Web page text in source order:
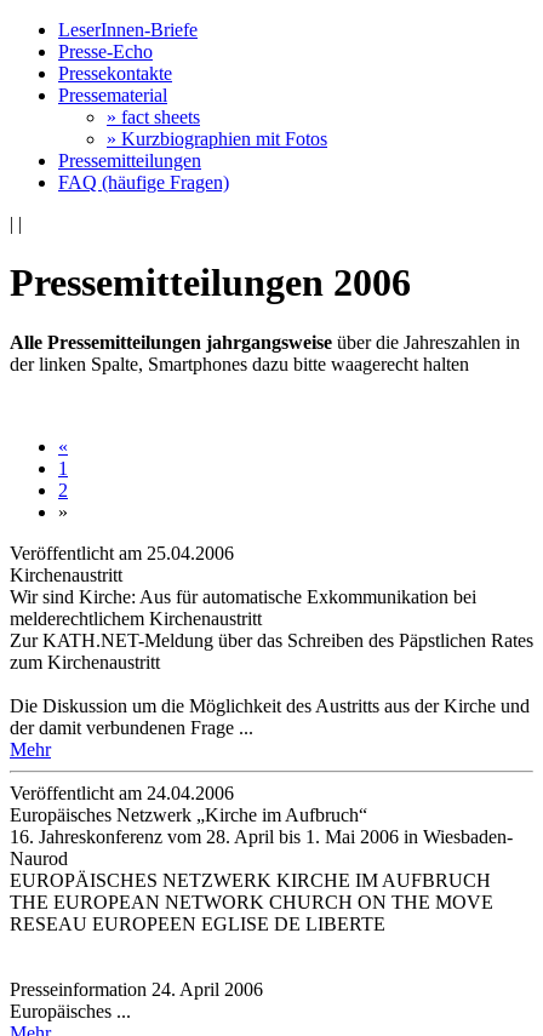
LeserInnen-Briefe
Presse-Echo
Pressekontakte
Pressematerial
» fact sheets
» Kurzbiographien mit Fotos
Pressemitteilungen
FAQ (häufige Fragen)
| |
Pressemitteilungen 2006
Alle Pressemitteilungen jahrgangsweise über die Jahreszahlen in
der linken Spalte, Smartphones dazu bitte waagerecht halten
«
1
2
»
Veröffentlicht am 25­.04.2006
Kirchenaustritt
Wir sind Kirche: Aus für automatische Exkommunikation bei
melderechtlichem Kirchenaustritt
Zur KATH.NET-Meldung über das Schreiben des Päpstlichen Rates
zum Kirchenaustritt
Die Diskussion um die Möglichkeit des Austritts aus der Kirche und
der damit verbundenen Frage ...
Mehr
Veröffentlicht am 24­.04.2006
Europäisches Netzwerk „Kirche im Aufbruch“
16. Jahreskonferenz vom 28. April bis 1. Mai 2006 in Wiesbaden-
Naurod
EUROPÄISCHES NETZWERK KIRCHE IM AUFBRUCH
THE EUROPEAN NETWORK CHURCH ON THE MOVE
RESEAU EUROPEEN EGLISE DE LIBERTE
Presseinformation 24. April 2006
Europäisches ...